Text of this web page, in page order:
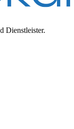
Dienstleister.